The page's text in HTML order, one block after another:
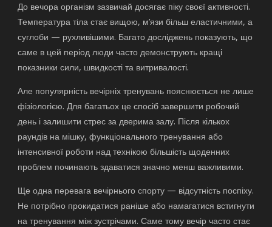
До вечора організм зазвичай досягає піку своєї активності.
Температура тіла стає вищою, м’язи більш еластичними, а
суглоби — рухливішими. Багато досліджень показують, що
саме в цей період люди часто демонструють кращі
показники сили, швидкості та витривалості.
Але популярність вечірніх тренувань пояснюється не лише
фізіологією. Для багатьох це спосіб завершити робочий
день і залишити стрес за дверима залу. Після кількох
раундів на мішку, функціонального тренування або
інтенсивної роботи над технікою більшість щоденних
проблем починають здаватися значно менш важливими.
Ще одна перевага вечірнього спорту — відсутність поспіху.
Не потрібно прокидатися раніше або намагатися встигнути
на тренування між зустрічами. Саме тому вечір часто стає